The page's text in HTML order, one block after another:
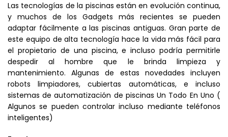
Las tecnologías de la piscinas están en evolución continua,
y muchos de los Gadgets más recientes se pueden
adaptar fácilmente a las piscinas antiguas. Gran parte de
este equipo de alta tecnología hace la vida más fácil para
el propietario de una piscina, e incluso podría permitirle
despedir al hombre que le brinda limpieza y
mantenimiento. Algunas de estas novedades incluyen
robots limpiadores, cubiertas automáticas, e incluso
sistemas de automatización de piscinas Un Todo En Uno (
Algunos se pueden controlar incluso mediante teléfonos
inteligentes)